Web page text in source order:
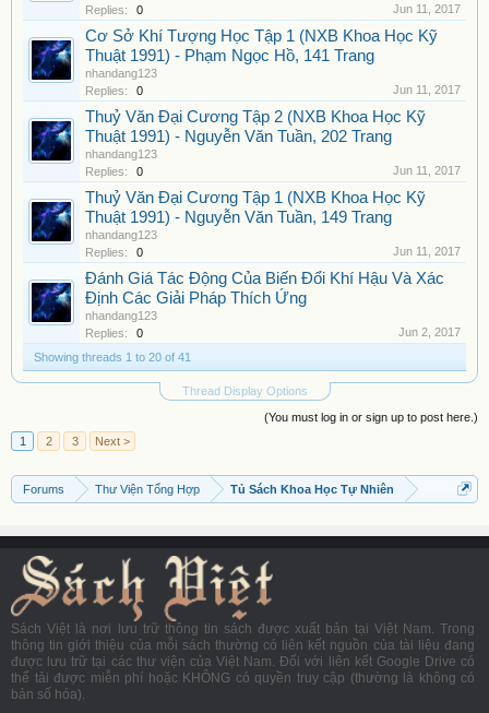
Replies:
0 Jun 11, 2017
Cơ Sở Khí Tượng Học Tập 1 (NXB Khoa Học Kỹ
Thuật 1991) - Phạm Ngọc Hồ, 141 Trang
nhandang123
Replies:
0 Jun 11, 2017
Thuỷ Văn Đại Cương Tập 2 (NXB Khoa Học Kỹ
Thuật 1991) - Nguyễn Văn Tuần, 202 Trang
nhandang123
Replies:
0 Jun 11, 2017
Thuỷ Văn Đại Cương Tập 1 (NXB Khoa Học Kỹ
Thuật 1991) - Nguyễn Văn Tuần, 149 Trang
nhandang123
Replies:
0 Jun 11, 2017
Đánh Giá Tác Động Của Biến Đổi Khí Hậu Và Xác
Định Các Giải Pháp Thích Ứng
nhandang123
Replies:
0
Jun 2, 2017
Showing threads 1 to 20 of 41
Thread Display Options
(You must log in or sign up to post here.)
1
2 3 Next >
Forums Thư Viện Tổng Hợp Tủ Sách Khoa Học Tự Nhiên
Sách Việt là nơi lưu trữ thông tin sách được xuất bản tại Việt Nam. Trong
thông tin giới thiệu của mỗi sách thường có liên kết nguồn của tài liệu đang
được lưu trữ tại các thư viện của Việt Nam. Đối với liên kết Google Drive có
thể tải được miễn phí hoặc KHÔNG có quyền truy cập (thường là không có
bản số hóa).